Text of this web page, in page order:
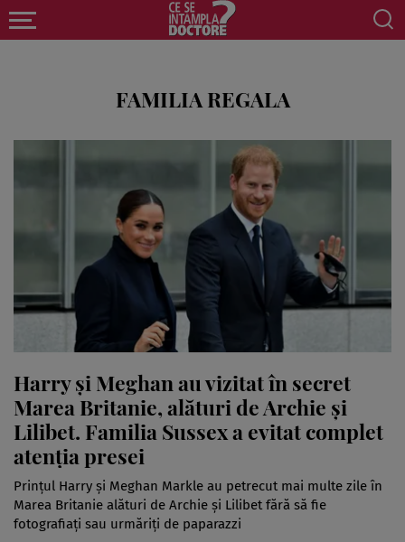
FAMILIA REGALA
Harry și Meghan au vizitat în secret
Marea Britanie, alături de Archie și
Lilibet. Familia Sussex a evitat complet
atenția presei
Prințul Harry și Meghan Markle au petrecut mai multe zile în
Marea Britanie alături de Archie și Lilibet fără să fie
fotografiați sau urmăriți de paparazzi